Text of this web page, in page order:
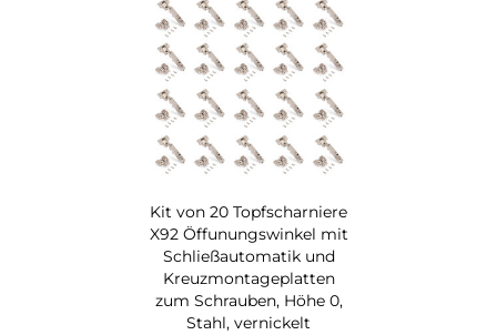
Kit von 20 Topfscharniere
X92 Öffunungswinkel mit
Schließautomatik und
Kreuzmontageplatten
zum Schrauben, Höhe 0,
Stahl, vernickelt